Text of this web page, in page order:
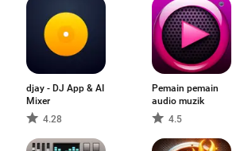
djay - DJ App & AI
Mixer
4.28
Pemain pemain
audio muzik
4.5